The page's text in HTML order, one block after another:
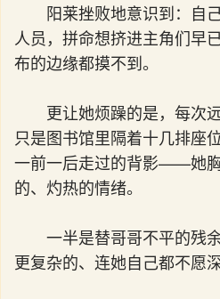
阳莱挫败地意识到：自
人员，拼命想挤进主角们早
布的边缘都摸不到。
更让她烦躁的是，每
只是图书馆里隔着十几排座
一前一后走过的背影——她
的、灼热的情绪。
一半是替哥哥不平的
更复杂的、连她自己都不愿